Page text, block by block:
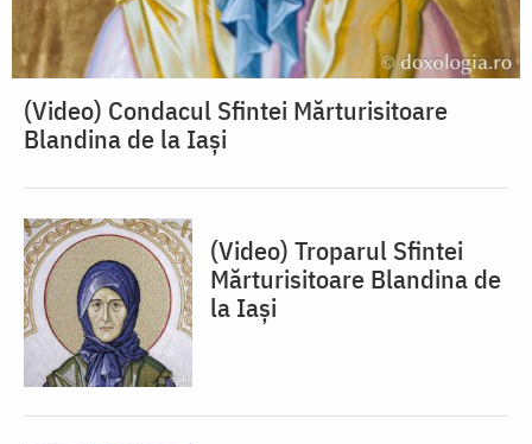
(Video) Condacul Sfintei Mărturisitoare
Blandina de la Iași
(Video) Troparul Sfintei
Mărturisitoare Blandina de
la Iași